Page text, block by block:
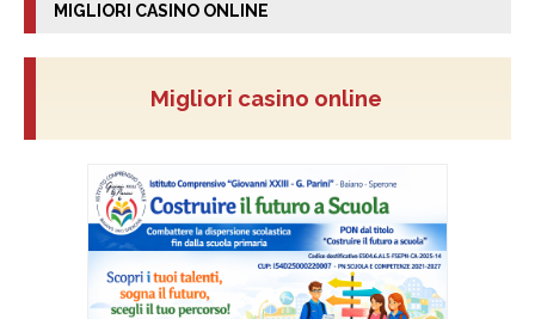
MIGLIORI CASINO ONLINE
Migliori casino online